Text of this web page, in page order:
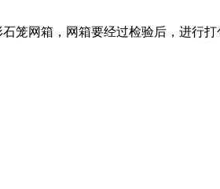
网箱，网箱要经过检验后，进行打